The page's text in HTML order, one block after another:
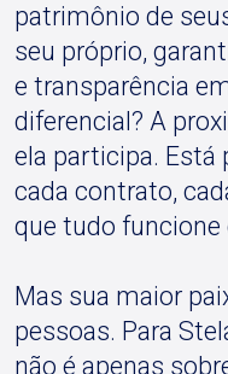
patrimônio de
seu próprio,
e transparência
diferencial? A
ela participa. Está
cada contrato,
que tudo funcione
Mas sua maior
pessoas. Para
não é apenas